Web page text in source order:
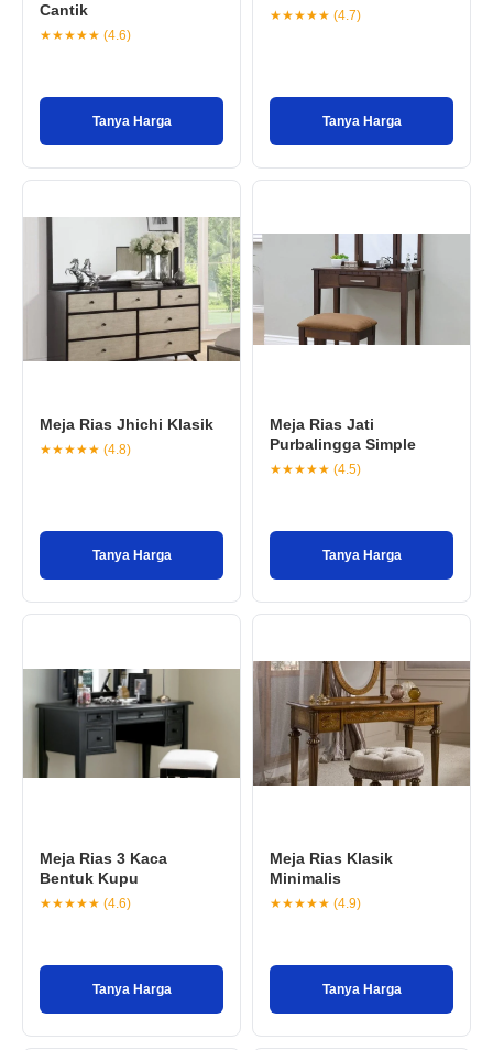
Cantik
★★★★★ (4.6)
Tanya Harga
★★★★★ (4.7)
Tanya Harga
Meja Rias Jhichi Klasik
★★★★★ (4.8)
Tanya Harga
Meja Rias Jati
Purbalingga Simple
★★★★★ (4.5)
Tanya Harga
Meja Rias 3 Kaca
Bentuk Kupu
★★★★★ (4.6)
Tanya Harga
Meja Rias Klasik
Minimalis
★★★★★ (4.9)
Tanya Harga